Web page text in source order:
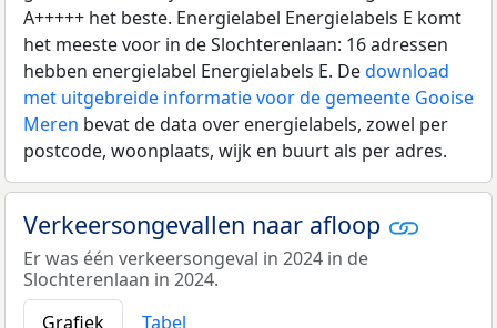
A+++++ het beste. Energielabel Energielabels E komt
het meeste voor in de Slochterenlaan: 16 adressen
hebben energielabel Energielabels E. Dedownload
met uitgebreide informatie voor de gemeente Gooise
Meren bevat de data over energielabels, zowel per
postcode, woonplaats, wijk en buurt als per adres.
Verkeersongevallen naar afloop
Er was één verkeersongeval in 2024 in de
Slochterenlaan in 2024.
Grafiek
Tabel